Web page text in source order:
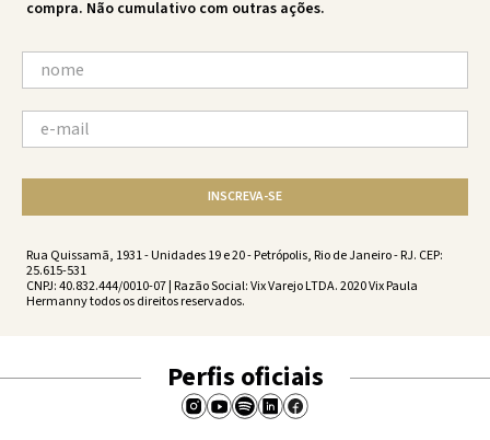
compra. Não cumulativo com outras ações.
INSCREVA-SE
Rua Quissamã, 1931 - Unidades 19 e 20 - Petrópolis, Rio de Janeiro - RJ. CEP:
25.615-531
CNPJ: 40.832.444/0010-07 | Razão Social: Vix Varejo LTDA. 2020 Vix Paula
Hermanny todos os direitos reservados.
Perfis oficiais